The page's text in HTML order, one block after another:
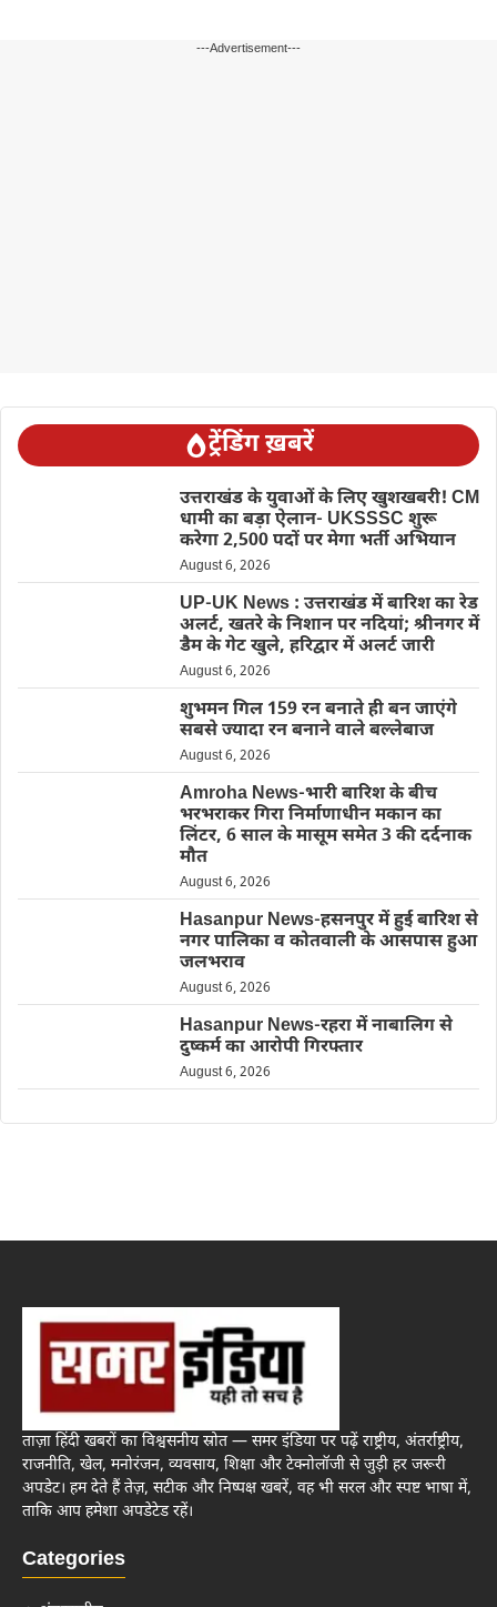
---Advertisement---
ट्रेंडिंग ख़बरें
उत्तराखंड के युवाओं के लिए खुशखबरी! CM
धामी का बड़ा ऐलान- UKSSSC शुरू
करेगा 2,500 पदों पर मेगा भर्ती अभियान
August 6, 2026
UP-UK News : उत्तराखंड में बारिश का रेड
अलर्ट, खतरे के निशान पर नदियां; श्रीनगर में
डैम के गेट खुले, हरिद्वार में अलर्ट जारी
August 6, 2026
शुभमन गिल 159 रन बनाते ही बन जाएंगे
सबसे ज्यादा रन बनाने वाले बल्लेबाज
August 6, 2026
Amroha News-भारी बारिश के बीच
भरभराकर गिरा निर्माणाधीन मकान का
लिंटर, 6 साल के मासूम समेत 3 की दर्दनाक
मौत
August 6, 2026
Hasanpur News-हसनपुर में हुई बारिश से
नगर पालिका व कोतवाली के आसपास हुआ
जलभराव
August 6, 2026
Hasanpur News-रहरा में नाबालिग से
दुष्कर्म का आरोपी गिरफ्तार
August 6, 2026
ताज़ा हिंदी खबरों का विश्वसनीय स्रोत — समर इंडिया पर पढ़ें राष्ट्रीय, अंतर्राष्ट्रीय,
राजनीति, खेल, मनोरंजन, व्यवसाय, शिक्षा और टेक्नोलॉजी से जुड़ी हर जरूरी
अपडेट। हम देते हैं तेज़, सटीक और निष्पक्ष खबरें, वह भी सरल और स्पष्ट भाषा में,
ताकि आप हमेशा अपडेटेड रहें।
Categories